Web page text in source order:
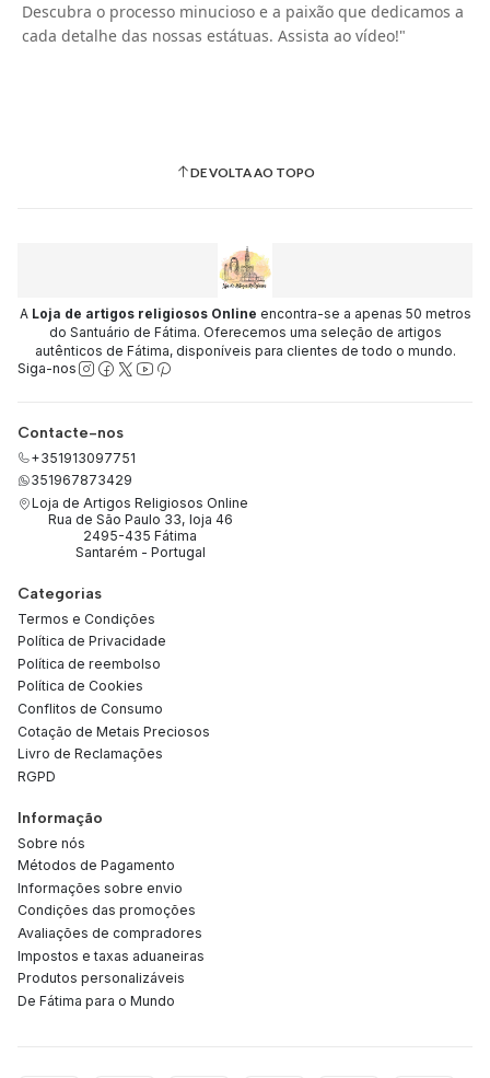
Descubra o processo minucioso e a paixão que dedicamos a
cada detalhe das nossas estátuas. Assista ao vídeo!"
DE VOLTA AO TOPO
A Loja de artigos religiosos Online encontra-se a apenas 50 metros
do Santuário de Fátima. Oferecemos uma seleção de artigos
autênticos de Fátima, disponíveis para clientes de todo o mundo.
Siga-nos
Contacte-nos
+351913097751
351967873429
Loja de Artigos Religiosos Online
Rua de São Paulo 33, loja 46
2495-435 Fátima
Santarém - Portugal
Categorias
Termos e Condições
Política de Privacidade
Política de reembolso
Política de Cookies
Conflitos de Consumo
Cotação de Metais Preciosos
Livro de Reclamações
RGPD
Informação
Sobre nós
Métodos de Pagamento
Informações sobre envio
Condições das promoções
Avaliações de compradores
Impostos e taxas aduaneiras
Produtos personalizáveis
De Fátima para o Mundo